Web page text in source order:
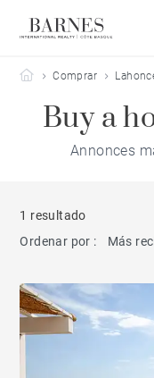
Barnes Côte Basque
Comprar
Buy a
Annonces
1 resultado
Ordenar por :
Más